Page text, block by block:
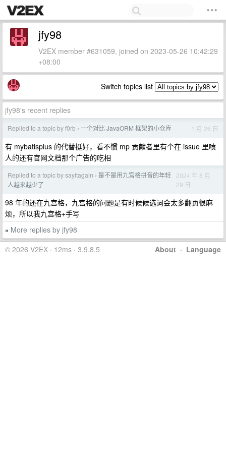
jfy98
V2EX member #631059, joined on 2023-05-26 10:42:29
+08:00
Switch topics list
jfy98's recent replies
Replied to a topic by f0rb › 一个对比 JavaORM 框架的小仓库 1 月 26 日
有 mybatisplus 的代替挺好，看不惯 mp 贡献者里有个在 issue 里喷
人的还有官网文档那个广告的吃相
Replied to a topic by sayitagain › 是不是用九宫格拼音的年轻
人越来越少了
2024 年 8 月
29 日
98 年的还在九宫格，九宫格的问题是有时候候选词会太多翻页很麻
烦，所以我九宫格+手写
» More replies by jfy98
About · Language
© 2026 V2EX · 12ms · 3.9.8.5